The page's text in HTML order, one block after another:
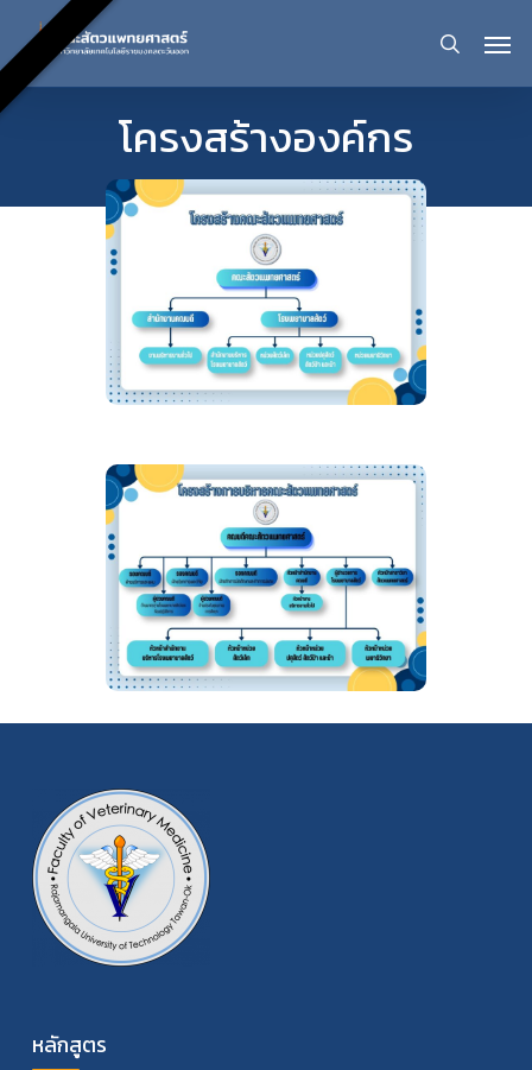
Skip
to
content
โครงสร้างองค์กร
หลักสูตร